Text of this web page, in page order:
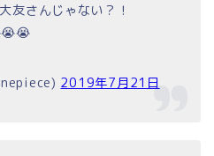
友さんじゃない？！
2019年7月21日